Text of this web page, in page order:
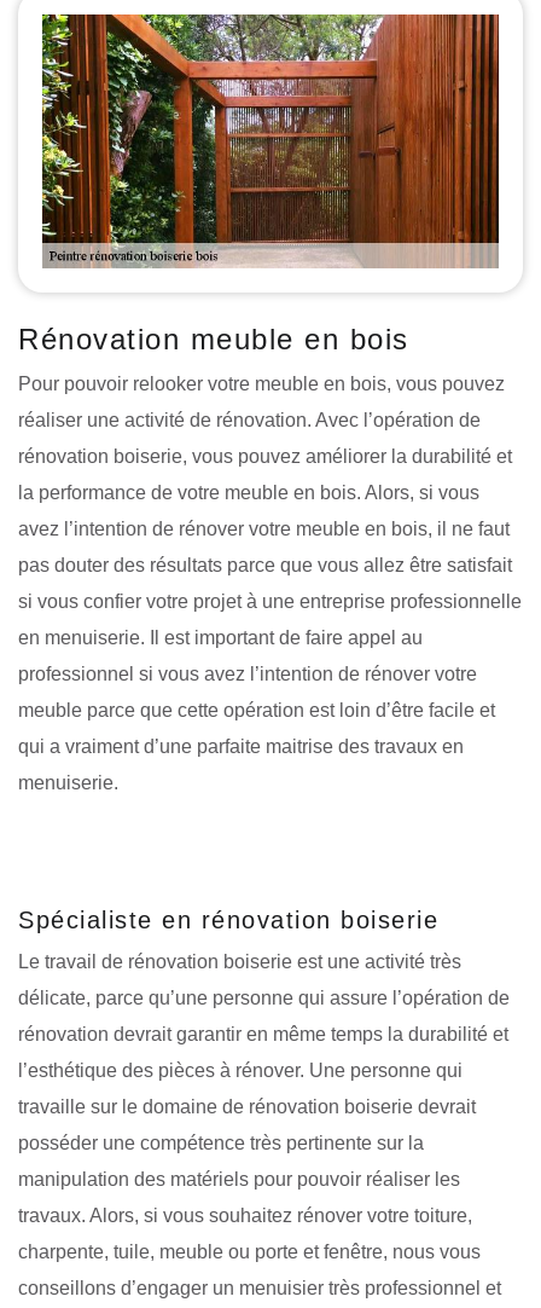
Rénovation meuble en bois
Pour pouvoir relooker votre meuble en bois, vous pouvez
réaliser une activité de rénovation. Avec l’opération de
rénovation boiserie, vous pouvez améliorer la durabilité et
la performance de votre meuble en bois. Alors, si vous
avez l’intention de rénover votre meuble en bois, il ne faut
pas douter des résultats parce que vous allez être satisfait
si vous confier votre projet à une entreprise professionnelle
en menuiserie. Il est important de faire appel au
professionnel si vous avez l’intention de rénover votre
meuble parce que cette opération est loin d’être facile et
qui a vraiment d’une parfaite maitrise des travaux en
menuiserie.
Spécialiste en rénovation boiserie
Le travail de rénovation boiserie est une activité très
délicate, parce qu’une personne qui assure l’opération de
rénovation devrait garantir en même temps la durabilité et
l’esthétique des pièces à rénover. Une personne qui
travaille sur le domaine de rénovation boiserie devrait
posséder une compétence très pertinente sur la
manipulation des matériels pour pouvoir réaliser les
travaux. Alors, si vous souhaitez rénover votre toiture,
charpente, tuile, meuble ou porte et fenêtre, nous vous
conseillons d’engager un menuisier très professionnel et